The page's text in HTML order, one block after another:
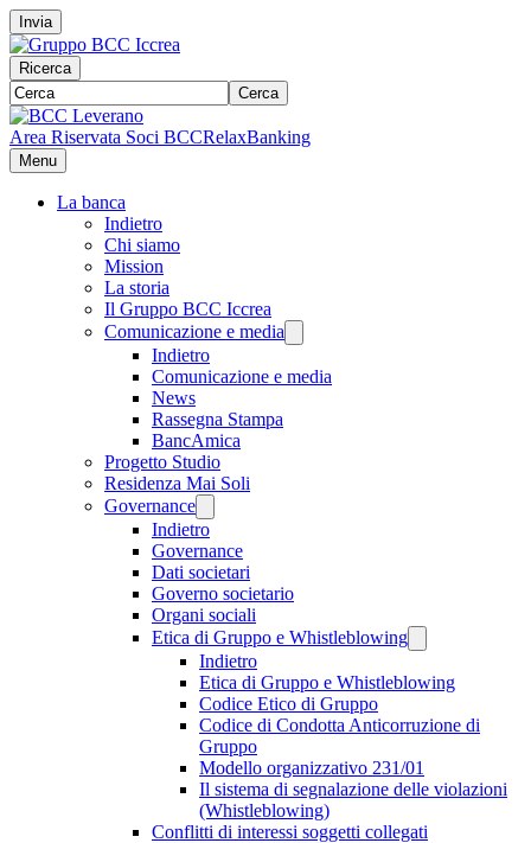
Invia
Ricerca
Cerca
Area Riservata Soci BCCRelaxBanking
Menu
La banca
Indietro
Chi siamo
Mission
La storia
Il Gruppo BCC Iccrea
Comunicazione e media
Indietro
Comunicazione e media
News
Rassegna Stampa
BancAmica
Progetto Studio
Residenza Mai Soli
Governance
Indietro
Governance
Dati societari
Governo societario
Organi sociali
Etica di Gruppo e Whistleblowing
Indietro
Etica di Gruppo e Whistleblowing
Codice Etico di Gruppo
Codice di Condotta Anticorruzione di
Gruppo
Modello organizzativo 231/01
Il sistema di segnalazione delle violazioni
(Whistleblowing)
Conflitti di interessi soggetti collegati